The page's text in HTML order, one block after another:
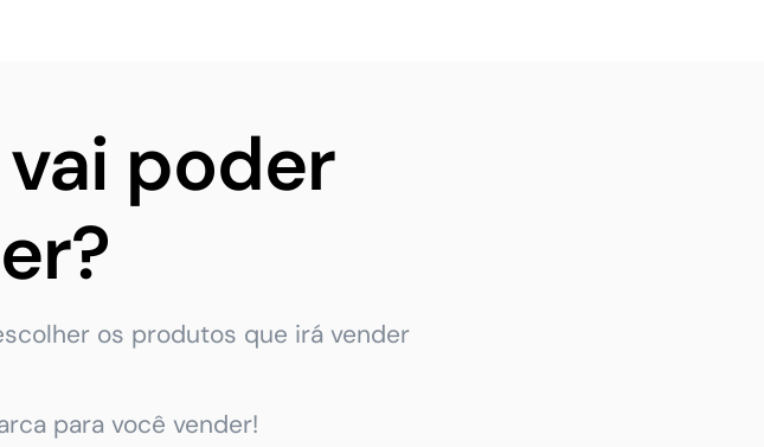
poder
os produtos que irá vender
para você vender!